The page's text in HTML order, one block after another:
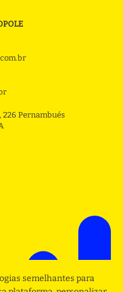
226 Pernambués
semelhantes para